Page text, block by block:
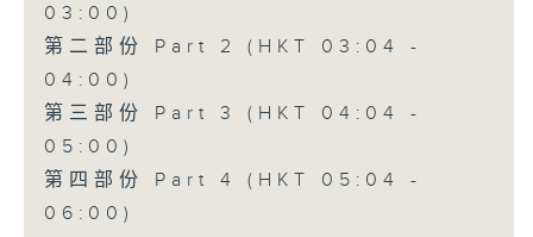
03:00)
第二部份 Part 2 (HKT 03:04 -
04:00)
第三部份 Part 3 (HKT 04:04 -
05:00)
第四部份 Part 4 (HKT 05:04 -
06:00)